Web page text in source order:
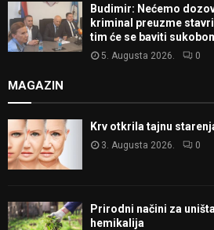
Budimir: Nećemo
kriminal preuzme
tim će se baviti
5. Augusta 2026. 0
MAGAZIN
Krv otkrila tajnu
3. Augusta 2026. 0
Prirodni načini za
hemikalija